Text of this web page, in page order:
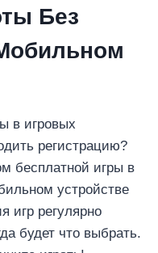
Без
в игровых
регистрацию?
бесплатной игры в
устройстве
игр регулярно
будет что выбрать.